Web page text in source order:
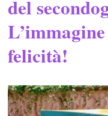
del
felicità!